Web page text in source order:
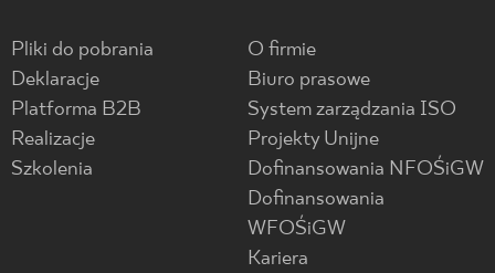
Pliki do pobrania
Deklaracje
Platforma B2B
Realizacje
Szkolenia
O firmie
Biuro prasowe
System zarządzania ISO
Projekty Unijne
Dofinansowania NFOŚiGW
Dofinansowania
WFOŚiGW
Kariera